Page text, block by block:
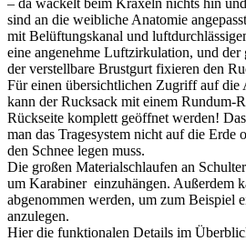
sind an die weibliche Anatomie
mit Belüftungskanal und
eine angenehme Luftzirkulation, und
der verstellbare Brustgurt fixieren den
Für einen übersichtlichen Zugriff auf die
kann der Rucksack mit einem Rundum-
Rückseite komplett geöffnet werden!
man das Tragesystem nicht auf die Erde
den Schnee legen muss.
Die großen Materialschlaufen an
um Karabiner einzuhängen. Außerdem
abgenommen werden, um zum Beispiel
anzulegen.
Hier die funktionalen Details im